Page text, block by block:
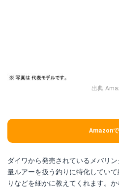
出典:
Amazon
ダイワから発売されているメバリ
量ルアーを扱う釣りに特化してい
りなどを細かに教えてくれます。